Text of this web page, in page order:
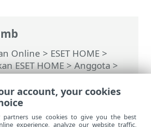
Online > ESET HOME >
ESET HOME>Anggota>
ke anggota>Anti-
Anti-Theft> Lokasi tidak
account, your cookies
partners use cookies to give you the best
experience, analyze our website traffic,